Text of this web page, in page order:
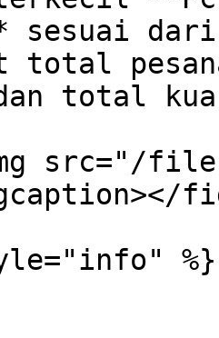
sesuai
total
total
src="/files/
%}